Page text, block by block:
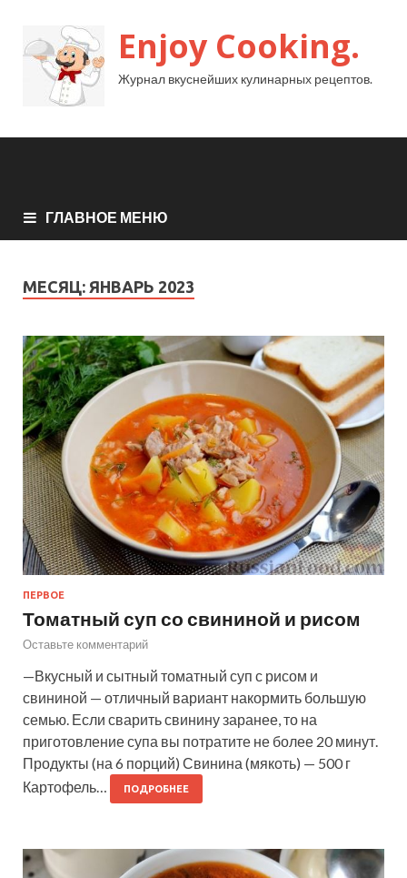
Enjoy Cooking.
Журнал вкуснейших кулинарных рецептов.
ГЛАВНОЕ МЕНЮ
МЕСЯЦ: ЯНВАРЬ 2023
ПЕРВОЕ
Томатный суп со свининой и рисом
Оставьте комментарий
—Вкусный и сытный томатный суп с рисом и
свининой — отличный вариант накормить большую
семью. Если сварить свинину заранее, то на
приготовление супа вы потратите не более 20 минут.
Продукты (на 6 порций) Свинина (мякоть) — 500 г
Картофель…
ПОДРОБНЕЕ